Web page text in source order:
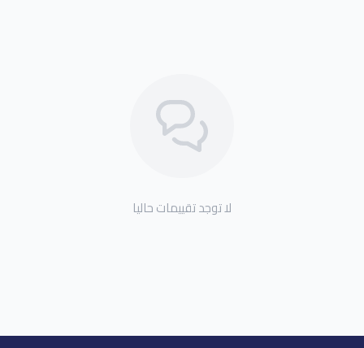
لا توجد تقييمات حاليا